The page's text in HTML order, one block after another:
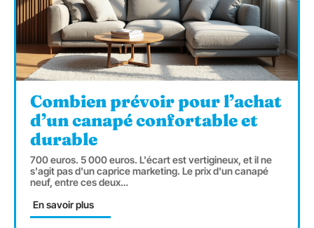
Combien prévoir pour l’achat
d’un canapé confortable et
durable
700 euros. 5 000 euros. L'écart est vertigineux, et il ne
s'agit pas d'un caprice marketing. Le prix d'un canapé
neuf, entre ces deux…
En savoir plus